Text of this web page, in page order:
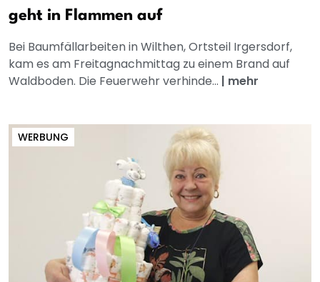
geht in Flammen auf
Bei Baumfällarbeiten in Wilthen, Ortsteil Irgersdorf,
kam es am Freitagnachmittag zu einem Brand auf
Waldboden. Die Feuerwehr verhinde... | mehr
WERBUNG